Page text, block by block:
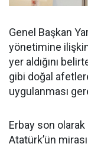
Genel Başkan
yönetimine
yer aldığını
gibi doğal
uygulanması
Erbay son olarak
Atatürk’ün